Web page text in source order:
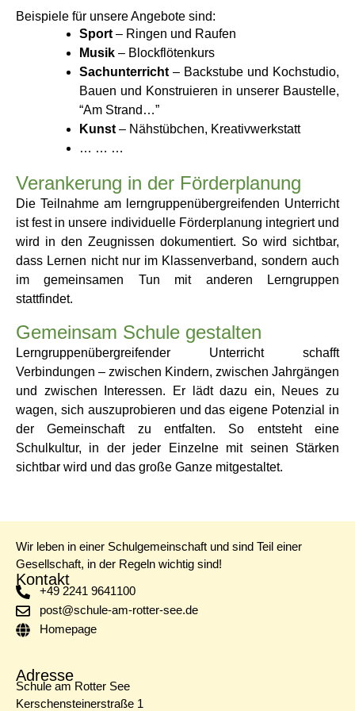
Beispiele für unsere Angebote sind:
Sport – Ringen und Raufen
Musik – Blockflötenkurs
Sachunterricht – Backstube und Kochstudio,
Bauen und Konstruieren in unserer Baustelle,
“Am Strand…”
Kunst – Nähstübchen, Kreativwerkstatt
… … …
Verankerung in der Förderplanung
Die Teilnahme am lerngruppenübergreifenden Unterricht
ist fest in unsere individuelle Förderplanung integriert und
wird in den Zeugnissen dokumentiert. So wird sichtbar,
dass Lernen nicht nur im Klassenverband, sondern auch
im gemeinsamen Tun mit anderen Lerngruppen
stattfindet.
Gemeinsam Schule gestalten
Lerngruppenübergreifender Unterricht schafft
Verbindungen – zwischen Kindern, zwischen Jahrgängen
und zwischen Interessen. Er lädt dazu ein, Neues zu
wagen, sich auszuprobieren und das eigene Potenzial in
der Gemeinschaft zu entfalten. So entsteht eine
Schulkultur, in der jeder Einzelne mit seinen Stärken
sichtbar wird und das große Ganze mitgestaltet.
Wir leben in einer Schulgemeinschaft und sind Teil einer
Gesellschaft, in der Regeln wichtig sind!
Kontakt
+49 2241 9641100
post@schule-am-rotter-see.de
Homepage
Adresse
Schule am Rotter See
Kerschensteinerstraße 1